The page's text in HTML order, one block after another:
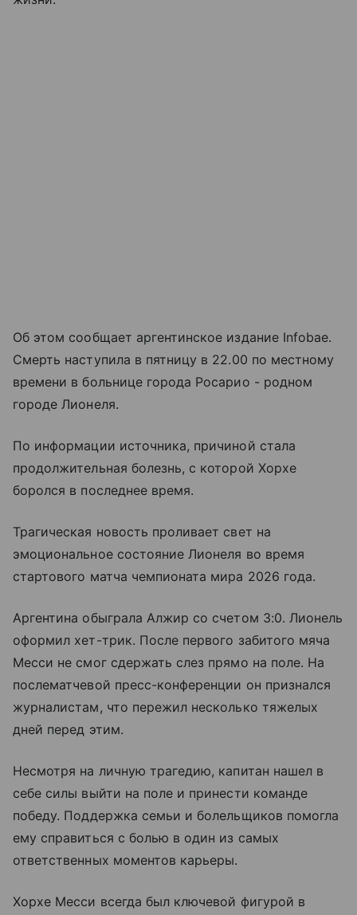
Об этом сообщает аргентинское издание Infobae.
Смерть наступила в пятницу в 22.00 по местному
времени в больнице города Росарио - родном
городе Лионеля.
По информации источника, причиной стала
продолжительная болезнь, с которой Хорхе
боролся в последнее время.
Трагическая новость проливает свет на
эмоциональное состояние Лионеля во время
стартового матча чемпионата мира 2026 года.
Аргентина обыграла Алжир со счетом 3:0. Лионель
оформил хет-трик. После первого забитого мяча
Месси не смог сдержать слез прямо на поле. На
послематчевой пресс-конференции он признался
журналистам, что пережил несколько тяжелых
дней перед этим.
Несмотря на личную трагедию, капитан нашел в
себе силы выйти на поле и принести команде
победу. Поддержка семьи и болельщиков помогла
ему справиться с болью в один из самых
ответственных моментов карьеры.
Хорхе Месси всегда был ключевой фигурой в